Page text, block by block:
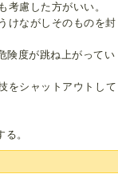
考慮した方がいい。
けながしそのものを封
険度が跳ね上がってい
をシャットアウトして
る。